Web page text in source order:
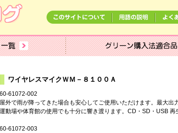
ワイヤレスマイクＷＭ－８１００Ａ
60-61072-002
屋外で雨が降ってきた場合も安心してご使用いただけます。最大出
運動場や体育館の使用でも十分に響き渡ります。CD・SD・USB 再
60-61072-003